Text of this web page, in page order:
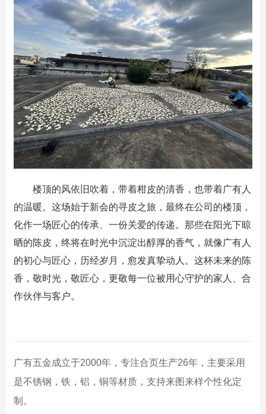
楼顶的风依旧吹着，带着柑皮的清香，也带着广有人
的温暖。这场始于新会的寻皮之旅，最终在公司的楼顶，
化作一场匠心的传承、一份关爱的传递。那些在阳光下晾
晒的陈皮，终将在时光中沉淀出醇厚的香气，就像广有人
的初心与匠心，历经岁月，愈发真挚动人。这杯未来的陈
香，敬时光，敬匠心，更敬每一位被用心守护的家人、合
作伙伴与客户。
广有五金成立于2000年，专注合页生产26年，主要采用
是不锈钢，铁，铝，铜等材质，支持来图来样个性化定
制。